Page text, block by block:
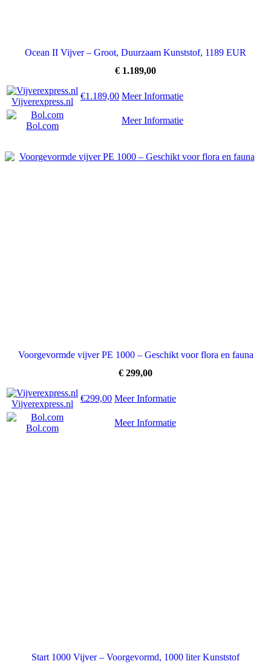
Ocean II Vijver – Groot, Duurzaam Kunststof, 1189 EUR
€ 1.189,00
Vijverexpress.nl
€1.189,00 Meer Informatie
Bol.com
Meer Informatie
Voorgevormde vijver PE 1000 – Geschikt voor flora en fauna
€ 299,00
Vijverexpress.nl
€299,00 Meer Informatie
Bol.com
Meer Informatie
Start 1000 Vijver – Voorgevormd, 1000 liter Kunststof